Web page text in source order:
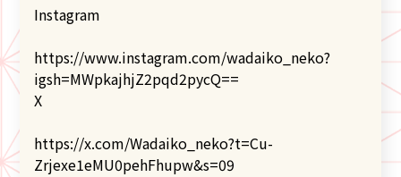
Instagram
https://www.instagram.com/wadaiko_neko?
igsh=MWpkajhjZ2pqd2pycQ==
X
https://x.com/Wadaiko_neko?t=Cu-
Zrjexe1eMU0pehFhupw&s=09